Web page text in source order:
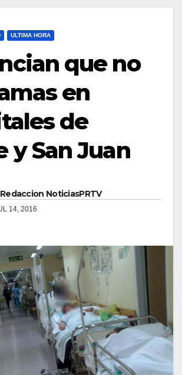
ULTIMA HORA
que no
en
de
y San Juan
Redaccion NoticiasPRTV
14, 2016